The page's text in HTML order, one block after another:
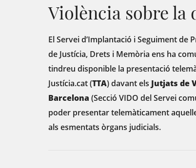
Violència sobre la
El Servei d’Implantació i Seguiment
de Justícia, Drets i Memòria ens ha
tindreu disponible la presentació
Justícia.cat (TTA) davant els Jutjats de
Barcelona (Secció VIDO del Servei
poder presentar telemàticament
als esmentats òrgans judicials.